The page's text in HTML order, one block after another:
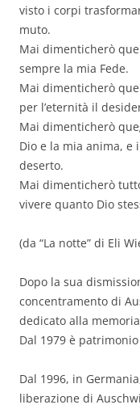
visto i corpi
muto.
Mai dimenticherò
sempre la mia Fede.
Mai dimenticherò
per l’eternità il
Mai dimenticherò
Dio e la mia anima, e
deserto.
Mai dimenticherò
vivere quanto Dio
(da “La notte” di Eli
Dopo la sua
concentramento di
dedicato alla
Dal 1979 è patrimonio
Dal 1996, in
liberazione di